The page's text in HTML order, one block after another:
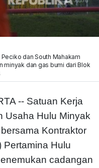
dan South Mahakam
minyak dan gas bumi dari Blok
-- Satuan Kerja
Usaha Hulu Minyak
Kontraktor
Pertamina Hulu
cadangan